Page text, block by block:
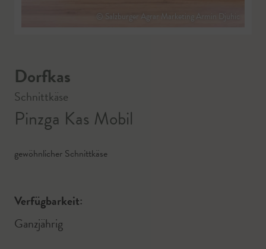
© Salzburger Agrar Marketing Armin Djuhic
Dorfkas
Schnittkäse
Pinzga Kas Mobil
gewöhnlicher Schnittkäse
Verfügbarkeit:
Ganzjährig